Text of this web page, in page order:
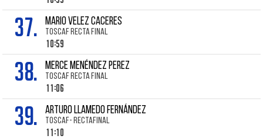
37. MARIO VELEZ CACERES
TOSCAF RECTA FINAL
10:59
38. MERCE MENÉNDEZ PEREZ
TOSCAF RECTA FINAL
11:06
39. ARTURO LLAMEDO FERNÁNDEZ
TOSCAF- RECTAFINAL
11:10